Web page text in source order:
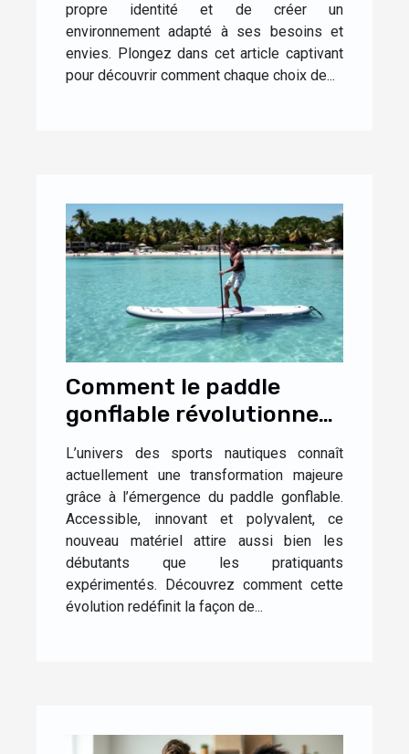
propre identité et de créer un
environnement adapté à ses besoins et
envies. Plongez dans cet article captivant
pour découvrir comment chaque choix de...
Comment le paddle
gonflable révolutionne-
t-il les sports nautiques
?
L’univers des sports nautiques connaît
actuellement une transformation majeure
grâce à l’émergence du paddle gonflable.
Accessible, innovant et polyvalent, ce
nouveau matériel attire aussi bien les
débutants que les pratiquants
expérimentés. Découvrez comment cette
évolution redéfinit la façon de...